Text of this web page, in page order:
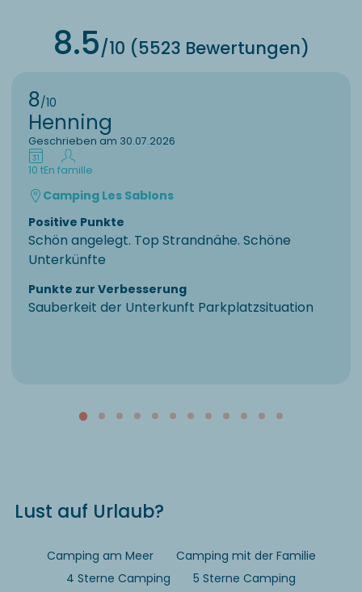
8.5/10 (5523 Bewertungen)
8/10
Henning
Geschrieben am 30.07.2026
10 tEn famille
Camping Les Sablons
Positive Punkte
Schön angelegt. Top Strandnähe. Schöne
Unterkünfte
Punkte zur Verbesserung
Sauberkeit der Unterkunft Parkplatzsituation
Lust auf Urlaub?
Camping am Meer
Camping mit der Familie
4 Sterne Camping
5 Sterne Camping